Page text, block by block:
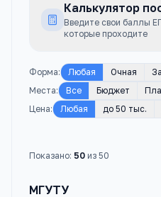
Калькулятор
Введите свои баллы
которые проходите
Форма: Любая Очная
Места: Все Бюджет
Цена: Любая до 50 тыс.
Показано: 50 из 50
МГУТУ